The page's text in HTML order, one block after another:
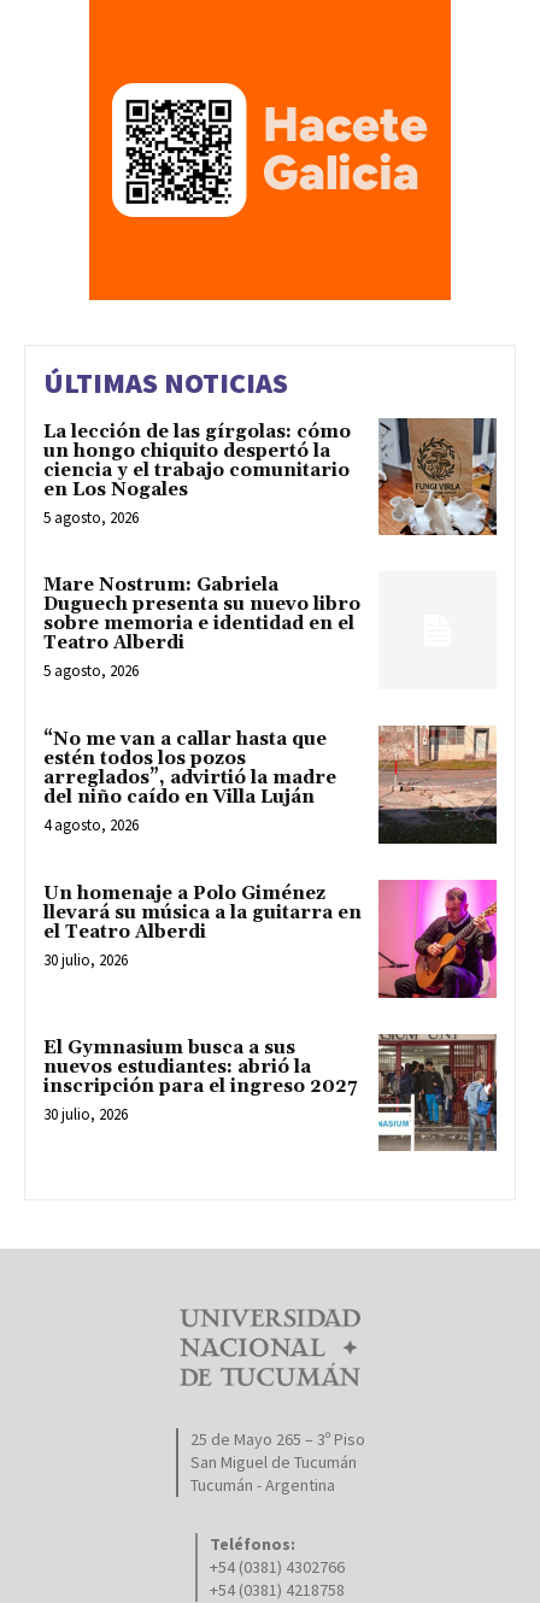
ÚLTIMAS NOTICIAS
La lección de las gírgolas: cómo
un hongo chiquito despertó la
ciencia y el trabajo comunitario
en Los Nogales
5 agosto, 2026
Mare Nostrum: Gabriela
Duguech presenta su nuevo libro
sobre memoria e identidad en el
Teatro Alberdi
5 agosto, 2026
“No me van a callar hasta que
estén todos los pozos
arreglados”, advirtió la madre
del niño caído en Villa Luján
4 agosto, 2026
Un homenaje a Polo Giménez
llevará su música a la guitarra en
el Teatro Alberdi
30 julio, 2026
El Gymnasium busca a sus
nuevos estudiantes: abrió la
inscripción para el ingreso 2027
30 julio, 2026
25 de Mayo 265 – 3º Piso
San Miguel de Tucumán
Tucumán - Argentina
Teléfonos:
+54 (0381) 4302766
+54 (0381) 4218758